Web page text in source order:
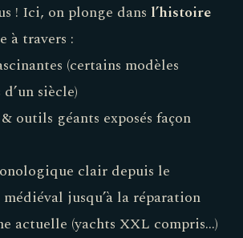
! Ici, on plonge dans l’histoire
à travers :
(certains modèles
siècle)
outils géants exposés façon
clair depuis le
jusqu’à la réparation
actuelle (yachts XXL compris…)